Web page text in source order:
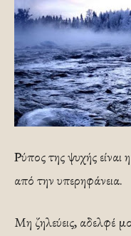
Ρύπος της ψυχής είναι
από την υπερηφάνεια.
Μη ζηλεύεις, αδελφέ